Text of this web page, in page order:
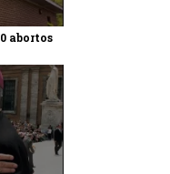
abortos